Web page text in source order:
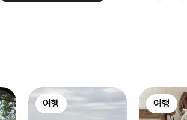
여행 여행